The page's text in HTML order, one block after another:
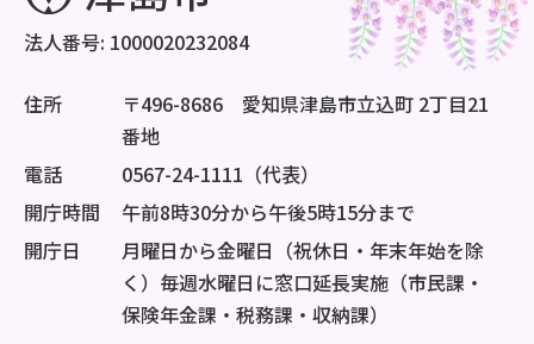
法人番号: 1000020232084
住所
〒496-8686 愛知県津島市立込町 2丁目21
番地
電話
0567-24-1111（代表）
開庁時間
午前8時30分から午後5時15分まで
開庁日
月曜日から金曜日（祝休日・年末年始を除
く）毎週水曜日に窓口延長実施（市民課・
保険年金課・税務課・収納課）